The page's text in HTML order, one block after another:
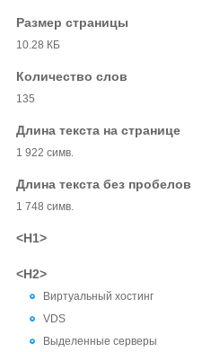
Размер страницы
10.28 КБ
Количество слов
135
Длина текста на странице
1 922 симв.
Длина текста без пробелов
1 748 симв.
<H1>
<H2>
Виртуальный хостинг
VDS
Выделенные серверы